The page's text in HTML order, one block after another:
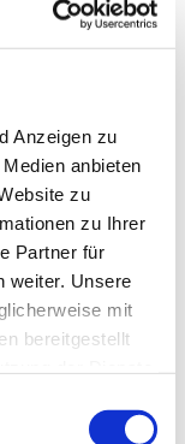
Anzeigen zu
anbieten
zu
zu Ihrer
Partner für
weiter. Unsere
mit
bereitgestellt
nutzen.
werden
Skin
das
gehemmt.